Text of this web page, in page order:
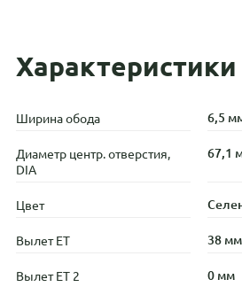
Характеристики
Ширина обода 6,5
Диаметр центр. отверстия,
DIA
67,1
Цвет
Вылет ET 38 мм
Вылет ET 2 0 мм